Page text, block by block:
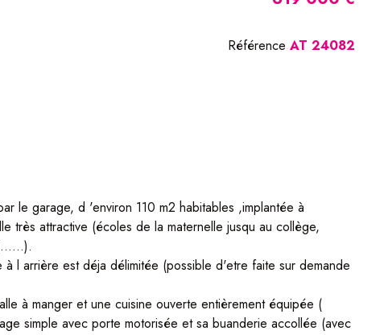
Référence AT 24082
le garage, d 'environ 110 m2 habitables ,implantée à
très attractive (écoles de la maternelle jusqu au collège,
l arrière est déja délimitée (possible d'etre faite sur demande
à manger et une cuisine ouverte entièrement équipée (
simple avec porte motorisée et sa buanderie accollée (avec